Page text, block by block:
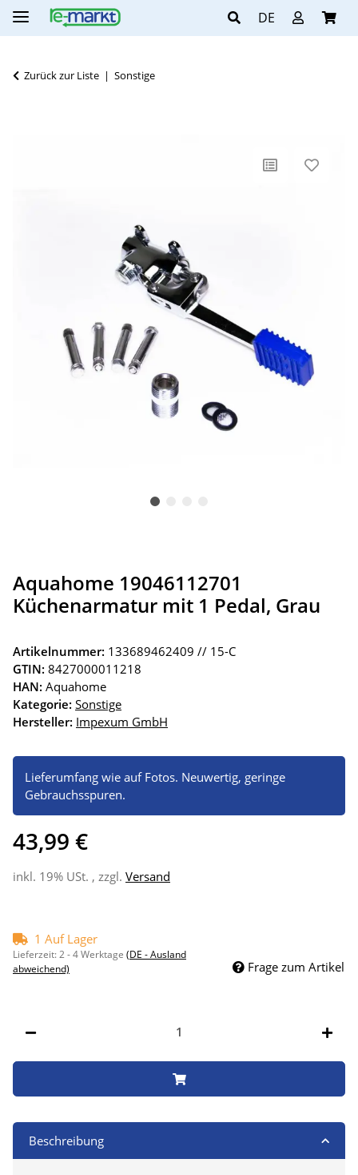
DE
Zurück zur Liste Sonstige
Aquahome 19046112701
Küchenarmatur mit 1 Pedal, Grau
Artikelnummer: 133689462409 // 15-C
GTIN: 8427000011218
HAN: Aquahome
Kategorie: Sonstige
Hersteller: Impexum GmbH
Lieferumfang wie auf Fotos. Neuwertig, geringe
Gebrauchsspuren.
43,99 €
inkl. 19% USt. , zzgl. Versand
1 Auf Lager
Lieferzeit:2 - 4 Werktage (DE - Ausland
abweichend)
Frage zum Artikel
Beschreibung